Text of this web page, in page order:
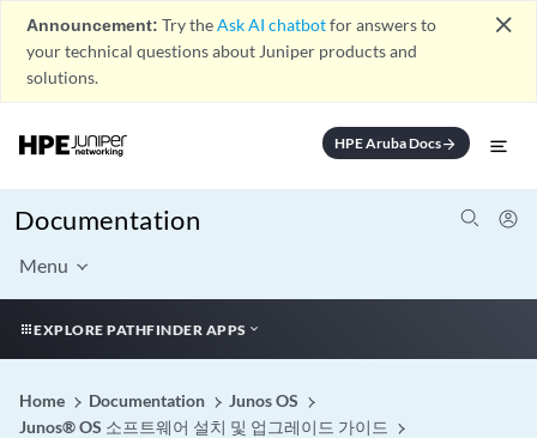
Announcement: Try theAsk AI chatbotfor answers to
your technical questions about Juniper products and
solutions.
close
HPE Aruba Docsarrow_forward
Documentation
Menu
EXPLORE PATHFINDER APPS
Home Documentation
Junos OS
Junos® OS 소프트웨어 설치 및 업그레이드 가이드